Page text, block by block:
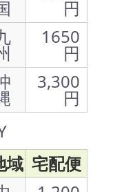
円
1650
円
3,300
円
域 宅配便